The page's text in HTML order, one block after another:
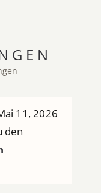
11, 2026
den